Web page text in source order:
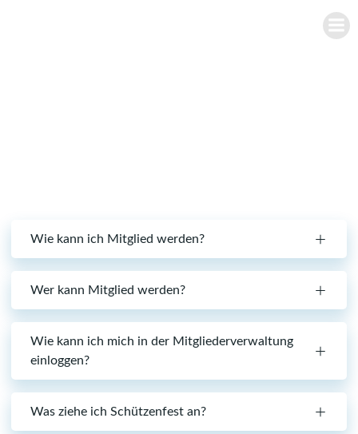
Wie kann ich Mitglied werden?
Wer kann Mitglied werden?
Wie kann ich mich in der Mitgliederverwaltung
einloggen?
Was ziehe ich Schützenfest an?